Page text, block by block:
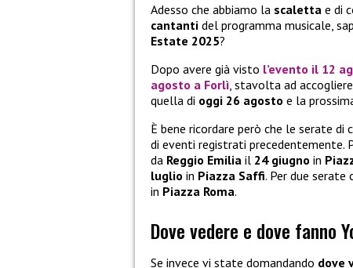
Adesso che abbiamo la scaletta e di
cantanti del programma musicale,
Estate 2025?
Dopo avere già visto l’evento il 12
agosto a Forlì , stavolta ad
quella di oggi 26 agosto e la
È bene ricordare però che le serate
di eventi registrati precedentemente.
da Reggio Emilia il 24 giugno in
luglio in Piazza Saffi. Per due serate
in Piazza Roma.
Dove vedere e dove fanno
Se invece vi state domandando dove